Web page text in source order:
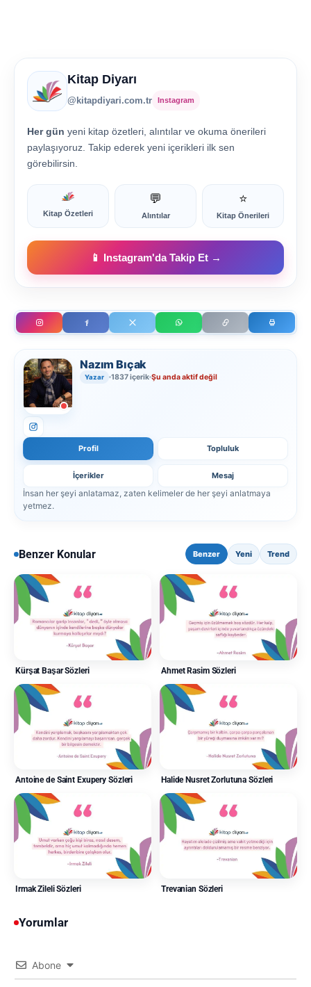
Kitap Diyarı
@kitapdiyari.com.tr Instagram
Her gün yeni kitap özetleri, alıntılar ve okuma önerileri
paylaşıyoruz. Takip ederek yeni içerikleri ilk sen
görebilirsin.
Kitap Özetleri
💬
Alıntılar
⭐
Kitap Önerileri
📱 Instagram'da Takip Et →
Nazım Bıçak
Yazar 1837 içerik Şu anda aktif değil
Profil Topluluk
İçerikler Mesaj
İnsan her şeyi anlatamaz, zaten kelimeler de her şeyi anlatmaya
yetmez.
Benzer Konular Benzer Yeni Trend
Kürşat Başar Sözleri Ahmet Rasim Sözleri
Antoine de Saint Exupery Sözleri Halide Nusret Zorlutuna Sözleri
Irmak Zileli Sözleri Trevanian Sözleri
Yorumlar
Abone